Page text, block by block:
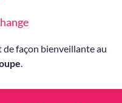
façon bienveillante au